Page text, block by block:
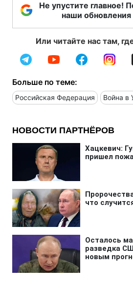
Не упустите главное!
наши обновления
Или читайте нас там,
Больше по теме:
Российская Федерация Война в